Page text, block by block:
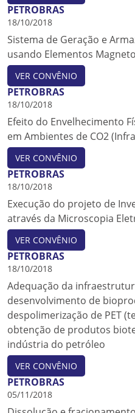
PETROBRAS
18/10/2018
Sistema de Geração e
usando Elementos
VER CONVÊNIO
PETROBRAS
18/10/2018
Efeito do Envelhecimento
em Ambientes de CO2
VER CONVÊNIO
PETROBRAS
18/10/2018
Execução do projeto de
através da Microscopia
VER CONVÊNIO
PETROBRAS
18/10/2018
Adequação da
desenvolvimento de
despolimerização de PET
obtenção de produtos
indústria do petróleo
VER CONVÊNIO
PETROBRAS
05/11/2018